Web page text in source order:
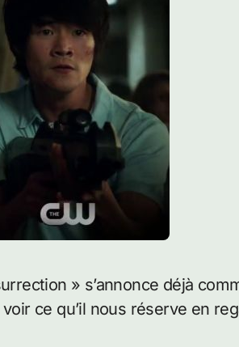
ce qu’il nous réserve en